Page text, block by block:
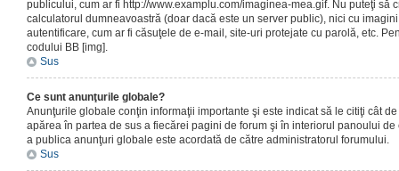
publicului, cum ar fi http://www.examplu.com/imaginea-mea.gif. Nu puteţi să
calculatorul dumneavoastră (doar dacă este un server public), nici cu
autentificare, cum ar fi căsuţele de e-mail, site-uri protejate cu parolă, etc.
codului BB [img].
Sus
Ce sunt anunţurile globale?
Anunţurile globale conţin informaţii importante şi este indicat să le citiţi cât
apărea în partea de sus a fiecărei pagini de forum şi în interiorul panoului
a publica anunţuri globale este acordată de către administratorul forumului.
Sus